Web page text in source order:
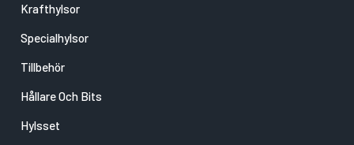
Krafthylsor
Specialhylsor
Tillbehör
Hållare Och Bits
Hylsset